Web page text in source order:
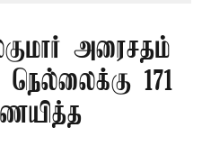
அரைசதம்
171